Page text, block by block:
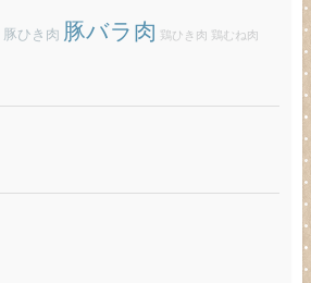
豚ひき肉 豚バラ肉 鶏ひき肉 鶏むね肉